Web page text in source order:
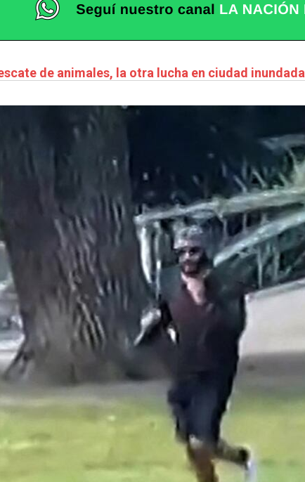
de animales, la otra lucha en ciudad inundada